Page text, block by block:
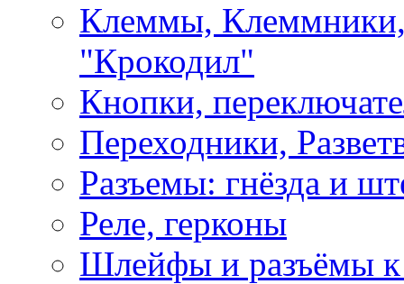
Клеммы,
"Крокодил"
Кнопки,
Переходники,
Разъемы: гнёзда и
Реле, герконы
Шлейфы и разъёмы